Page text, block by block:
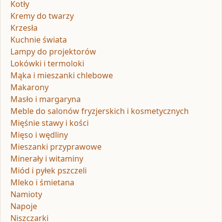
Kotły
Kremy do twarzy
Krzesła
Kuchnie świata
Lampy do projektorów
Lokówki i termoloki
Mąka i mieszanki chlebowe
Makarony
Masło i margaryna
Meble do salonów fryzjerskich i kosmetycznych
Mięśnie stawy i kości
Mięso i wędliny
Mieszanki przyprawowe
Minerały i witaminy
Miód i pyłek pszczeli
Mleko i śmietana
Namioty
Napoje
Niszczarki